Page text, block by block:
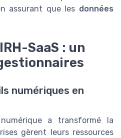
assurant que les données
SaaS : un
numériques en
a transformé la
gèrent leurs ressources